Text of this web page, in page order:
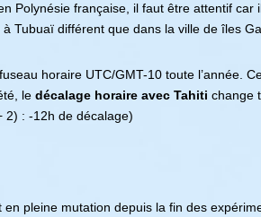
Polynésie française, il faut être attentif car
Tubuaï différent que dans la ville de îles
horaire UTC/GMT-10 toute l’année.
le décalage horaire avec Tahiti change
2) : -12h de décalage)
en pleine mutation depuis la fin des